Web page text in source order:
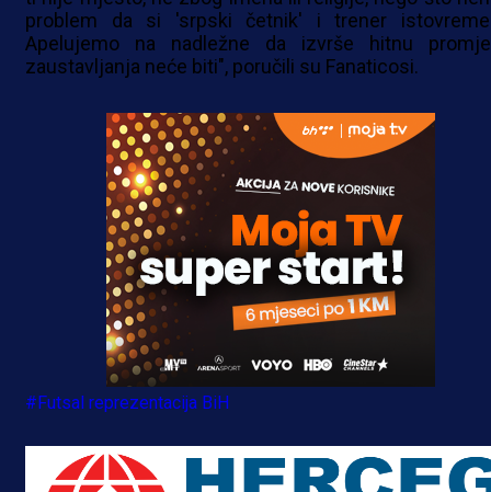
problem da si 'srpski četnik' i trener
Apelujemo na nadležne da izvrše hitnu
zaustavljanja neće biti", poručili su Fanaticosi.
#Futsal reprezentacija BiH